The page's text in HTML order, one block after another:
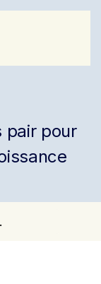
pair pour